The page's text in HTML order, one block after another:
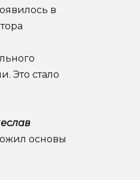
в
Это стало
основы